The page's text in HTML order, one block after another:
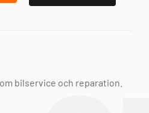
bilservice och reparation.